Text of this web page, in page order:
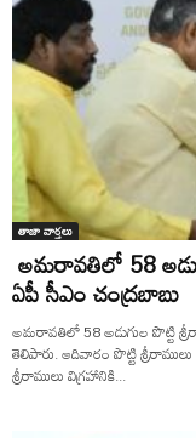
తాజా వార్తలు
అమరావతిలో 58
ఏపీ సీఎం చంద్రబాబు
అమరావతిలో 58 అడుగుల పొట్టి
తెలిపారు. ఆదివారం పొట్టి
శ్రీరాములు విగ్రహానికి...